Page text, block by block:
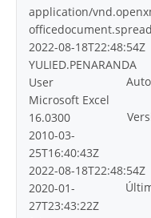
application/
2022-08-18T22:48:54Z
YULIED.PENARANDA
User
Microsoft Excel
16.0300
2010-03-
25T16:40:43Z
2022-08-18T22:48:54Z
2020-01-
27T23:43:22Z